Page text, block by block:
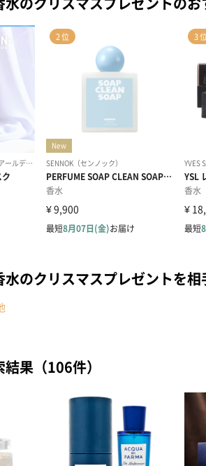
のクリスマスプレゼントを
果（106件）